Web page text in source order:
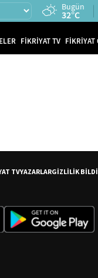
Bugün
32°C
FİKRİYAT TV FİKRİYAT
TVYAZARLARGİZLİLİK